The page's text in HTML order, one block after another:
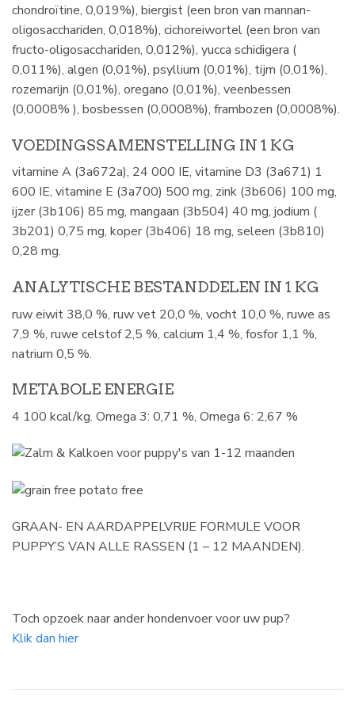
chondroïtine, 0,019%), biergist (een bron van mannan-
oligosacchariden, 0,018%), cichoreiwortel (een bron van
fructo-oligosacchariden, 0,012%), yucca schidigera (
0,011%), algen (0,01%), psyllium (0,01%), tijm (0,01%),
rozemarijn (0,01%), oregano (0,01%), veenbessen
(0,0008% ), bosbessen (0,0008%), frambozen (0,0008%).
VOEDINGSSAMENSTELLING IN 1 KG
vitamine A (3a672a), 24 000 IE, vitamine D3 (3a671) 1
600 IE, vitamine E (3a700) 500 mg, zink (3b606) 100 mg,
ijzer (3b106) 85 mg, mangaan (3b504) 40 mg, jodium (
3b201) 0,75 mg, koper (3b406) 18 mg, seleen (3b810)
0,28 mg.
ANALYTISCHE BESTANDDELEN IN 1 KG
ruw eiwit 38,0 %, ruw vet 20,0 %, vocht 10,0 %, ruwe as
7,9 %, ruwe celstof 2,5 %, calcium 1,4 %, fosfor 1,1 %,
natrium 0,5 %.
METABOLE ENERGIE
4 100 kcal/kg. Omega 3: 0,71 %, Omega 6: 2,67 %
GRAAN- EN AARDAPPELVRIJE FORMULE VOOR
PUPPY’S VAN ALLE RASSEN (1 – 12 MAANDEN).
Toch opzoek naar ander hondenvoer voor uw pup?
Klik dan hier